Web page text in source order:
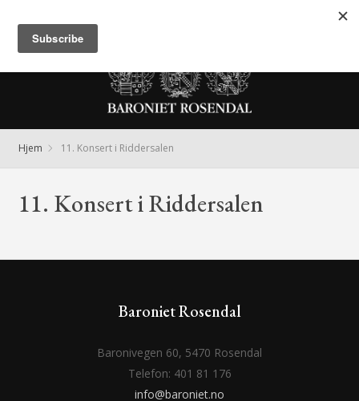
Hjem 11. Konsert i Riddersalen
11. Konsert i Riddersalen
Baroniet Rosendal
Baronivegen 60, 5470 Rosendal
Telefon: 401 81 176
info@baroniet.no